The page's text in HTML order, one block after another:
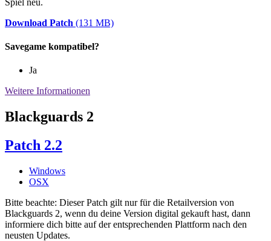
Download Patch (131 MB)
Savegame kompatibel?
Ja
Weitere Informationen
Blackguards 2
Patch 2.2
Windows
OSX
Bitte beachte: Dieser Patch gilt nur für die Retailversion von
Blackguards 2, wenn du deine Version digital gekauft hast, dann
informiere dich bitte auf der entsprechenden Plattform nach den
neusten Updates.